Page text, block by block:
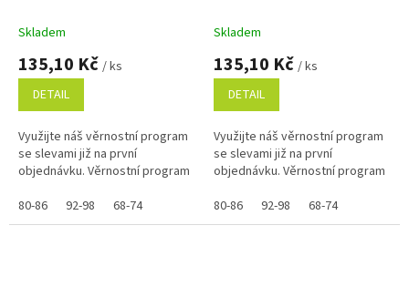
Skladem
135,10 Kč / ks
DETAIL
Využijte náš věrnostní program
se slevami již na první
objednávku. Věrnostní program
80-86
92-98 68-74
Skladem
135,10 Kč / ks
DETAIL
Využijte náš věrnostní program
se slevami již na první
objednávku. Věrnostní program
80-86
92-98 68-74